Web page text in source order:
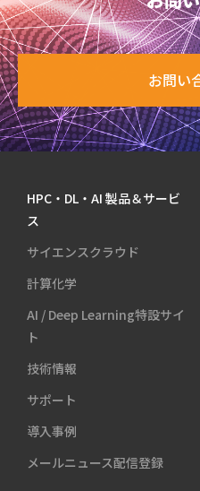
お問い
HPC・DL・AI 製品＆サービ
ス
サイエンスクラウド
計算化学
AI / Deep Learning特設サイ
ト
技術情報
サポート
導入事例
メールニュース配信登録